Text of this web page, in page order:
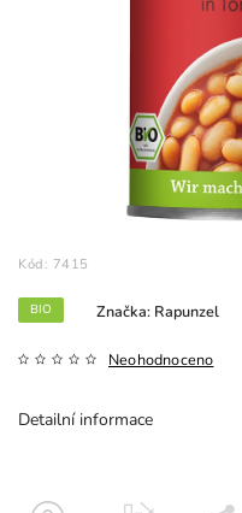
Kód: 7415
BIO
Neohodnoceno
Značka: Rapunzel
Detailní informace